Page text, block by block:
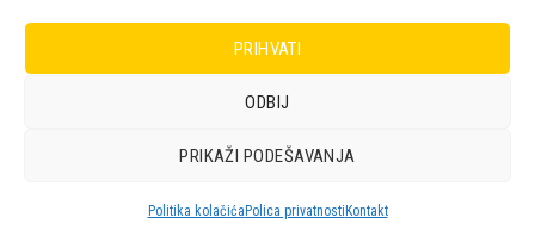
PRIHVATI
ODBIJ
PRIKAŽI PODEŠAVANJA
Politika kolačića Polica privatnosti Kontakt
Copyright 2026 © Malpeza d.o.o.